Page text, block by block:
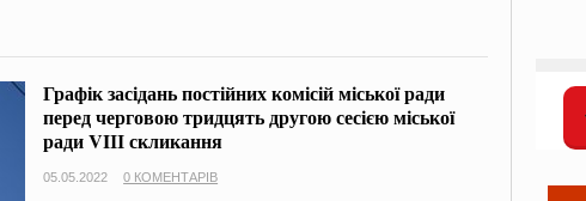
Графік засідань постійних комісій міської ради
перед черговою тридцять другою сесією міської
ради VIІІ скликання
05.05.2022 0 КОМЕНТАРІВ